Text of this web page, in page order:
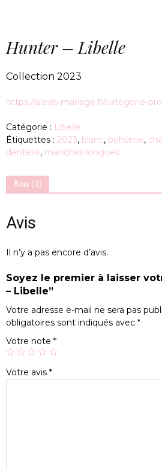
Hunter – Libelle
Collection 2023
https://alexis-mariage.fr/categorie-
Catégorie : Libelle
Étiquettes : 2023, blanc, bohème,
dentelle, manches longues
Avis (0)
Avis
Il n’y a pas encore d’avis.
Soyez le premier à laisser
– Libelle”
Votre adresse e-mail ne sera pas
obligatoires sont indiqués avec *
Votre note *
Votre avis *